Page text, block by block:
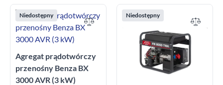
Niedostępny
Agregat prądotwórczy
przenośny Benza BX
3000 AVR (3 kW)
Niedostępny